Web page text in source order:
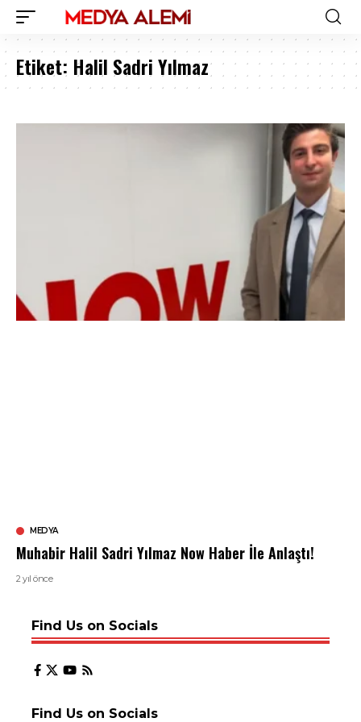
Etiket: Halil Sadri Yılmaz
MEDYA
Muhabir Halil Sadri Yılmaz Now Haber İle Anlaştı!
2 yıl önce
Find Us on Socials
Find Us on Socials